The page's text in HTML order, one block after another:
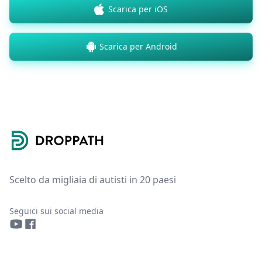
Scarica per iOS
Scarica per Android
Scelto da migliaia di autisti in 20 paesi
Seguici sui social media